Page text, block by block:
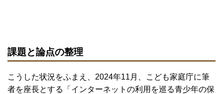
課題と論点の整理
こうした状況をふまえ、2024年11月、こども家庭庁に筆
者を座長とする「インターネットの利用を巡る青少年の保